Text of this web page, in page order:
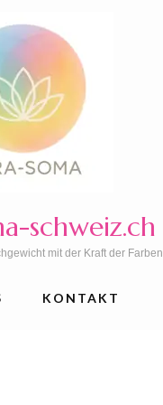
schweiz.ch
mit der Kraft der Farben.
KONTAKT